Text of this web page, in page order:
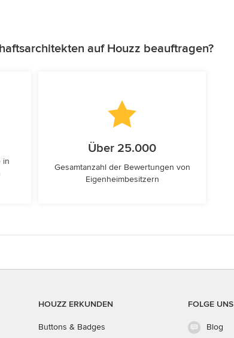
auf Houzz beauftragen?
in
Über 25.000
Gesamtanzahl der Bewertungen von
Eigenheimbesitzern
HOUZZ ERKUNDEN
Buttons & Badges
FOLGE UNS
Blog